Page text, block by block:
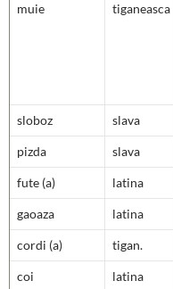
muie tiganeasca
sloboz slava
pizda slava
fute (a) latina
gaoaza latina
cordi (a) tigan.
coi latina